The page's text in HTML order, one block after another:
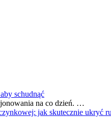
schudnąć
na co dzień. …
jak skutecznie ukryć